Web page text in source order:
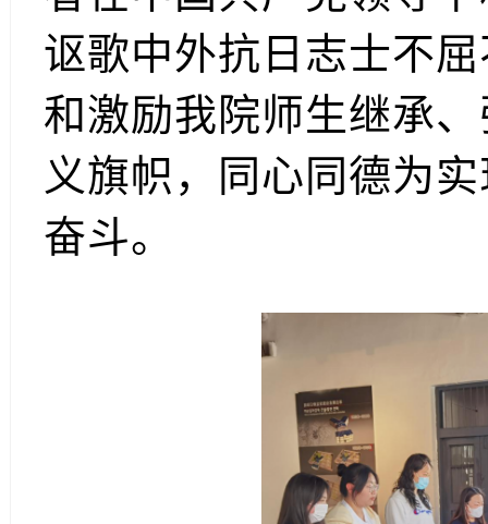
讴歌中外抗日志士不
和激励我院师生继承
义旗帜，同心同德为
奋斗。